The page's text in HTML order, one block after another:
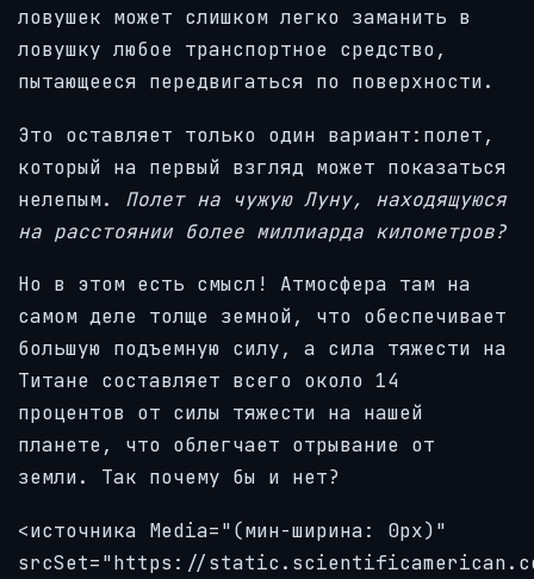
ловушек может слишком легко заманить в
ловушку любое транспортное средство,
пытающееся передвигаться по поверхности.
Это оставляет только один вариант:полет,
который на первый взгляд может показаться
нелепым. Полет на чужую Луну, находящуюся
на расстоянии более миллиарда километров?
Но в этом есть смысл! Атмосфера там на
самом деле толще земной, что обеспечивает
большую подъемную силу, а сила тяжести на
Титане составляет всего около 14
процентов от силы тяжести на нашей
планете, что облегчает отрывание от
земли. Так почему бы и нет?
<источника Media="(мин-ширина: 0px)"
srcSet="https://